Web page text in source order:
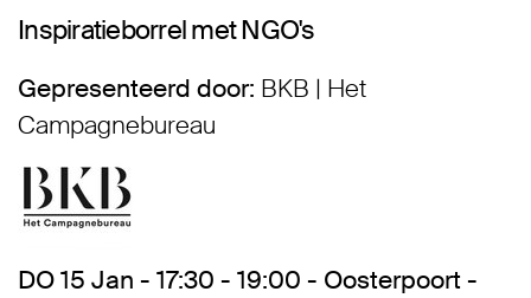
Inspiratieborrel met NGO's
Gepresenteerd door: BKB | Het
Campagnebureau
DO 15 Jan - 17:30 - 19:00 - Oosterpoort -